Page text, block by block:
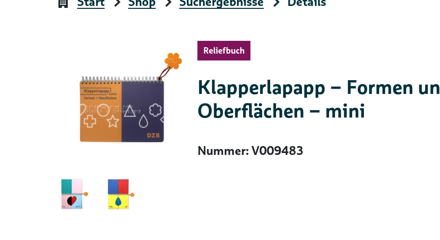
Reliefbuch
Klapperlapapp – Formen
Oberflächen – mini
Nummer: V009483